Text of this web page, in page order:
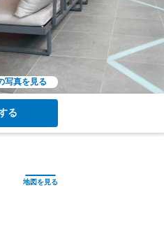
写真を見る
る